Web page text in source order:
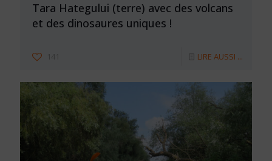
Tara Hategului (terre) avec des volcans
et des dinosaures uniques !
141 LIRE AUSSI ...